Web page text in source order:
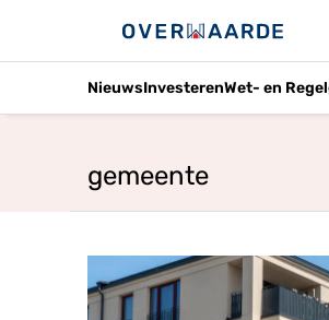
NieuwsInvesterenWet- en
gemeente